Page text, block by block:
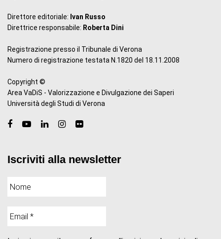
Direttore editoriale: Ivan Russo
Direttrice responsabile: Roberta Dini
Registrazione presso il Tribunale di Verona
Numero di registrazione testata N.1820 del 18.11.2008
Copyright ©
Area VaDiS - Valorizzazione e Divulgazione dei Saperi
Università degli Studi di Verona
Iscriviti alla newsletter